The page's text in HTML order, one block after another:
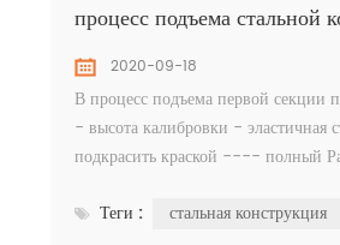
процесс подъема стальной
2020-09-18
В процесс подъема первой
- высота калибровки -
подкрасить краской ---- полный
Теги :
стальная конструкция